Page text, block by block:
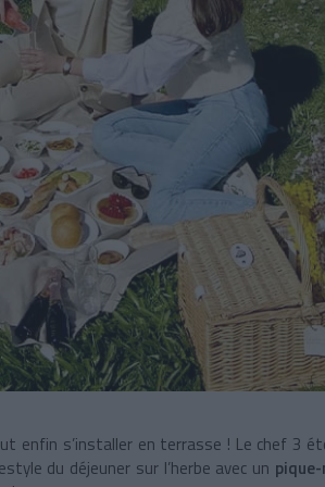
enfin s’installer en terrasse ! Le chef 3
du déjeuner sur l’herbe avec un